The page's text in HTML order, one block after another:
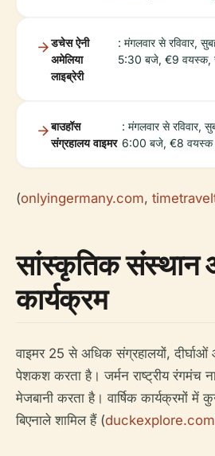
डचेस ऐनी
अमेलिया
लाइब्रेरी
: मंगलवार से रविवार,
5:30 बजे, €9 वयस्क,
बाउहॉस
संग्रहालय वाइमर
: मंगलवार से रविवार,
6:00 बजे, €8
(onlyingermany.com,
सांस्कृतिक संस्थान
कार्यक्रम
वाइमर 25 से अधिक संग्रहालयों, दीर्घाओं
पेशकश करता है। जर्मन राष्ट्रीय रंगमंच
मेजबानी करता है। वार्षिक कार्यक्रमों में
बिएनाले शामिल हैं (duckexplore.com